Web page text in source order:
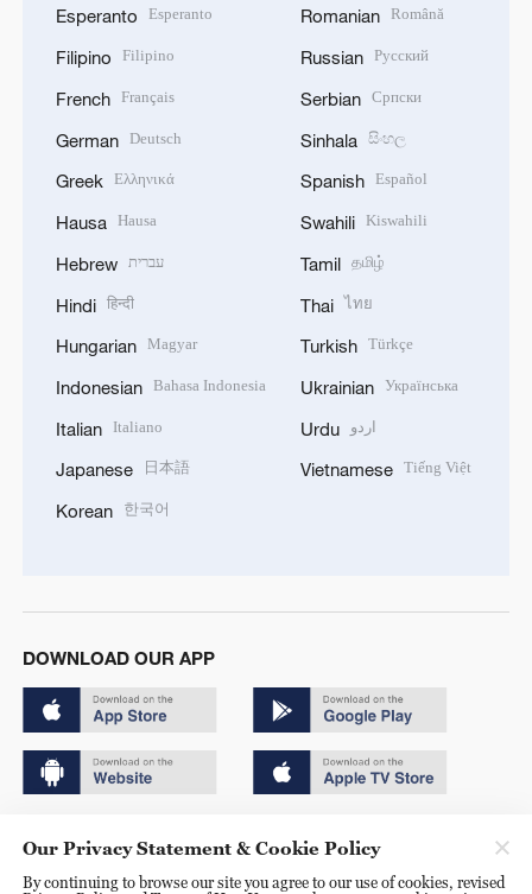
Esperanto Esperanto
Filipino Filipino
French Français
German Deutsch
Greek Ελληνικά
Hausa Hausa
Hebrew עברית
Hindi हिन्दी
Hungarian Magyar
Indonesian Bahasa Indonesia
Italian Italiano
Japanese 日本語
Korean 한국어
Romanian Română
Russian Русский
Serbian Српски
Sinhala සිංහල
Spanish Español
Swahili Kiswahili
Tamil தமிழ்
Thai ไทย
Turkish Türkçe
Ukrainian Українська
Urdu اردو
Vietnamese Tiếng Việt
DOWNLOAD OUR APP
京ICP备20000184号
Our Privacy Statement & Cookie Policy
By continuing to browse our site you agree to our use of cookies, revised